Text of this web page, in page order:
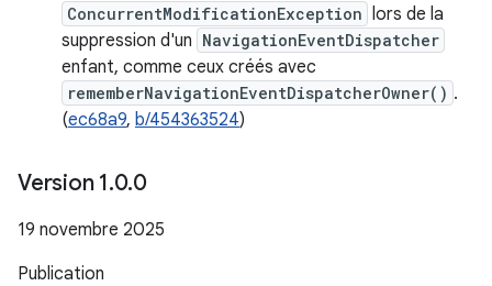
ConcurrentModificationException lors de la
suppression d'un NavigationEventDispatcher
enfant, comme ceux créés avec
rememberNavigationEventDispatcherOwner() .
(ec68a9, b/454363524)
Version 1.0.0
19 novembre 2025
Publication